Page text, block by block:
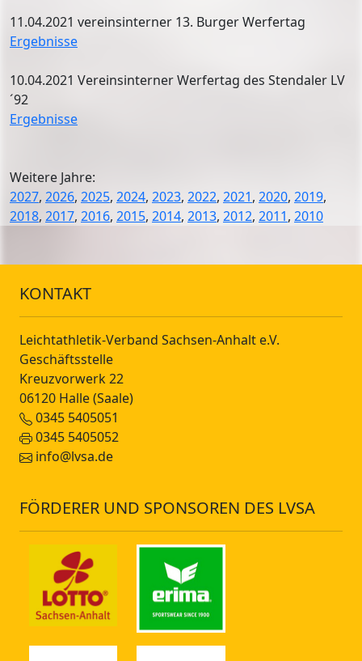
11.04.2021 vereinsinterner 13. Burger Werfertag
Ergebnisse
10.04.2021 Vereinsinterner Werfertag des Stendaler LV
´92
Ergebnisse
Weitere Jahre:
2027, 2026, 2025, 2024, 2023, 2022, 2021, 2020, 2019,
2018, 2017, 2016, 2015, 2014, 2013, 2012, 2011, 2010
KONTAKT
Leichtathletik-Verband Sachsen-Anhalt e.V.
Geschäftsstelle
Kreuzvorwerk 22
06120 Halle (Saale)
0345 5405051
0345 5405052
info@lvsa.de
FÖRDERER UND SPONSOREN DES LVSA